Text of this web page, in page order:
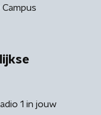
Campus
1 in jouw